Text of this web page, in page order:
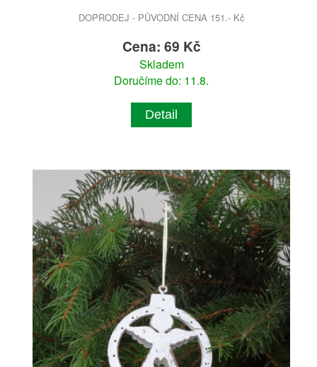
DOPRODEJ - PŮVODNÍ CENA 151.- Kč
Cena: 69 Kč
Skladem
Doručíme do: 11.8.
Detail